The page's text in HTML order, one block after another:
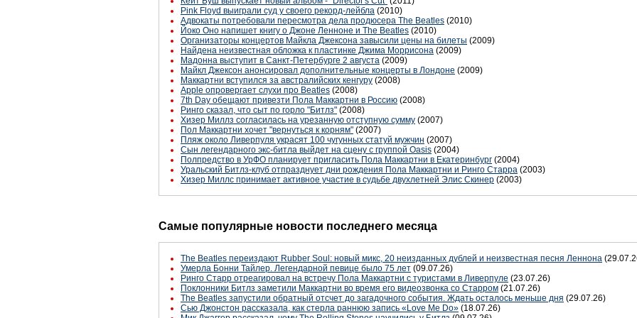
Pink Floyd выиграли суд у своего рекорд-лейбла (2010)
Адвокаты потребовали пересмотра дела продюсера The Beatles (2010)
Йоко Оно напишет книгу о Джоне Ленноне и The Beatles (2010)
Организаторы концертов Майкла Джексона завысили цены на билеты (2009)
Найдена неизвестная обложка к пластинке Джима Моррисона (2009)
Мадонна выступит в Санкт-Петербурге 2 августа (2009)
Майкл Джексон анонсировал дополнительные концерты в Лондоне (2009)
Маккартни вступился за австралийских кенгуру (2008)
Apple опровергает слухи про Beatles (2008)
7th Day обещают привезти Пола Маккартни в Россию (2008)
Ринго сказал, что сыт по горло "Битлз" (2008)
Хизер Миллз согласилась на урезанную отступную сумму (2007)
Пол Маккартни хочет "вернуться к корням" (2007)
Пляж около Ливерпуля украсят 100 чугунных статуй мужчин (2007)
Сын легендарного экс-битла выйдет на сцену с группой Oasis (2004)
Полпредство в УрФО планирует пригласить Пола Маккартни в Екатеринбург (2004)
Уральский Битлз-клуб отпразднует дни рождения Пола Маккартни и Ринго Старра (2003)
Хизер Миллс принимает активное участие в судьбе двухлетней Элис Скинер (2003)
Самые популярные новости последнего месяца
The Beatles переиздают Rubber Soul: новый микс, 20 неизданных дублей и неизвестная песня Леннона
Умерла Бонни Тайлер. Легендарной певице было 75 лет (09.07.26)
Ринго Старр отреагировал на встречу Пола Маккартни с туристами в Ливерпуле (23.07.26)
Поклонники Битлз заметили Маккартни во время его видеозвонка со Старром (21.07.26)
The Beatles запустили обратный отсчет до загадочного события. Ждать осталось меньше дня (29.07.26)
Сью Джонстон рассказала, как стерла раннюю запись «Love Me Do» (18.07.26)